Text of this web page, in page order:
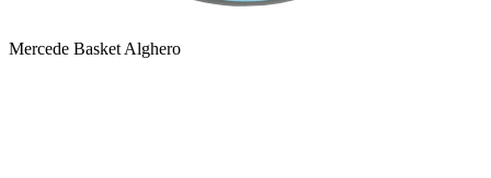
Mercede Basket Alghero